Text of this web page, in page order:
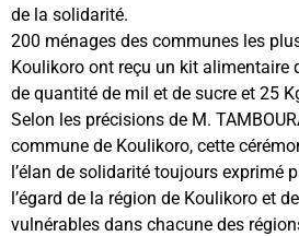
de la solidarité.
200 ménages des communes les
Koulikoro ont reçu un kit alimentaire
de quantité de mil et de sucre et 25
Selon les précisions de M.
commune de Koulikoro, cette
l’élan de solidarité toujours exprimé
l’égard de la région de Koulikoro et
vulnérables dans chacune des